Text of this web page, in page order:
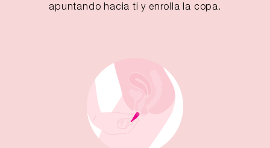
apuntando hacia ti y enrolla la copa.